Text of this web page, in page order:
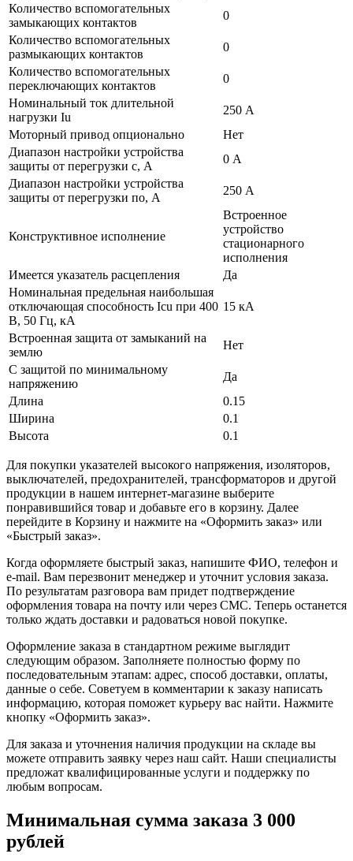
Количество вспомогательных
замыкающих контактов
0
Количество вспомогательных
размыкающих контактов
0
Количество вспомогательных
переключающих контактов
0
Номинальный ток длительной
нагрузки Iu
250 А
Моторный привод опционально
Нет
Диапазон настройки устройства
защиты от перегрузки с, А
0 А
Диапазон настройки устройства
защиты от перегрузки по, А
250 А
Конструктивное исполнение
Встроенное
устройство
стационарного
исполнения
Имеется указатель расцепления
Да
Номинальная предельная наибольшая
отключающая способность Icu при 400
В, 50 Гц, кА
15 кА
Встроенная защита от замыканий на
землю
Нет
С защитой по минимальному
напряжению
Да
Длина
0.15
Ширина
0.1
Высота
0.1
Для покупки указателей высокого напряжения, изоляторов,
выключателей, предохранителей, трансформаторов и другой
продукции в нашем интернет-магазине выберите
понравившийся товар и добавьте его в корзину. Далее
перейдите в Корзину и нажмите на «Оформить заказ» или
«Быстрый заказ».
Когда оформляете быстрый заказ, напишите ФИО, телефон и
e-mail. Вам перезвонит менеджер и уточнит условия заказа.
По результатам разговора вам придет подтверждение
оформления товара на почту или через СМС. Теперь останется
только ждать доставки и радоваться новой покупке.
Оформление заказа в стандартном режиме выглядит
следующим образом. Заполняете полностью форму по
последовательным этапам: адрес, способ доставки, оплаты,
данные о себе. Советуем в комментарии к заказу написать
информацию, которая поможет курьеру вас найти. Нажмите
кнопку «Оформить заказ».
Для заказа и уточнения наличия продукции на складе вы
можете отправить заявку через наш сайт. Наши специалисты
предложат квалифицированные услуги и поддержку по
любым вопросам.
Минимальная сумма заказа 3 000
рублей